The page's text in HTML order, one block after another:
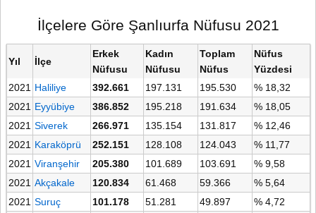
İlçelere Göre Şanlıurfa Nüfusu 2021
Yıl İlçe
Erkek
Nüfusu
Kadın
Nüfusu
Toplam
Nüfus
Nüfus
Yüzdesi
2021 Haliliye 392.661 197.131 195.530
% 18,32
2021 Eyyübiye 386.852 195.218 191.634
% 18,05
2021 Siverek 266.971 135.154 131.817
% 12,46
2021 Karaköprü 252.151 128.108 124.043
% 11,77
2021 Viranşehir 205.380 101.689 103.691
% 9,58
2021 Akçakale 120.834 61.468 59.366
% 5,64
2021 Suruç 101.178 51.281 49.897
% 4,72